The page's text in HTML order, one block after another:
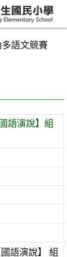
語文競賽
語演說】組
語演說】 組